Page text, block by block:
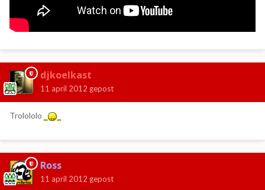
djkoelkast
11 april 2012 gepost
Trolololo
Ross
11 april 2012 gepost